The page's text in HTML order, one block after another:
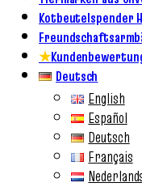
Kotbeutelspender
★
Deutsch
English
Español
Deutsch
Français